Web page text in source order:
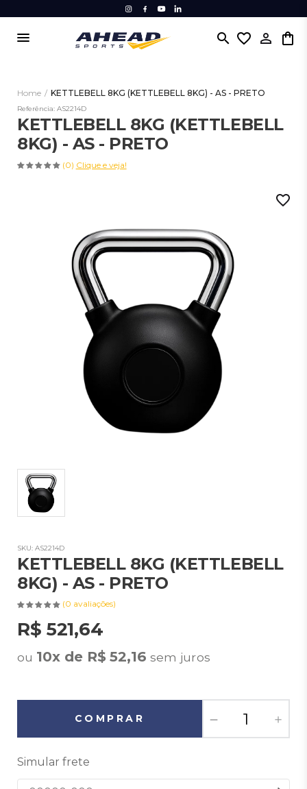
menu search favorite_border
Home / KETTLEBELL 8KG (KETTLEBELL 8KG) - AS - PRETO
KETTLEBELL 8KG (KETTLEBELL
8KG) - AS - PRETO
(0) Clique e veja!
Referência: AS2214D
KETTLEBELL 8KG (KETTLEBELL
8KG) - AS - PRETO
(0 avaliações)
SKU: AS2214D
R$ 521,64
10x de R$ 52,16